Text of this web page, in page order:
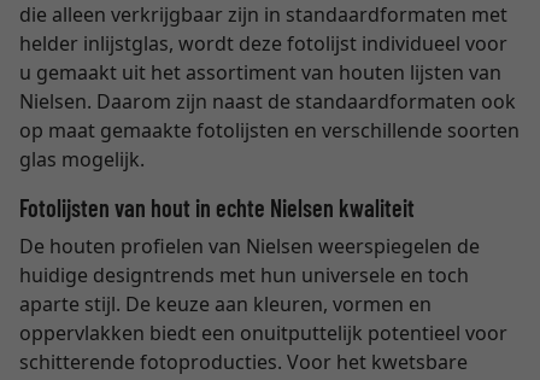
die alleen verkrijgbaar zijn in standaardformaten met
helder inlijstglas, wordt deze fotolijst individueel voor
u gemaakt uit het assortiment van houten lijsten van
Nielsen. Daarom zijn naast de standaardformaten ook
op maat gemaakte fotolijsten en verschillende soorten
glas mogelijk.
Fotolijsten van hout in echte Nielsen kwaliteit
De houten profielen van Nielsen weerspiegelen de
huidige designtrends met hun universele en toch
aparte stijl. De keuze aan kleuren, vormen en
oppervlakken biedt een onuitputtelijk potentieel voor
schitterende fotoproducties. Voor het kwetsbare